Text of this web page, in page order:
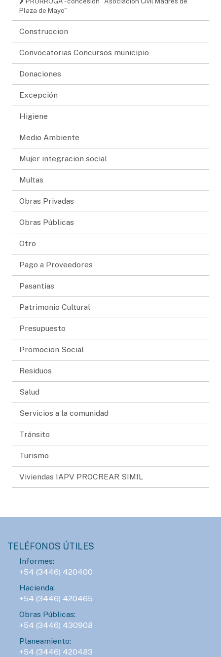
Plaza de Mayo"
Construccion
Convocatorias Concursos municipio
Donaciones
Excepción
Higiene
Medio Ambiente
Mujer integracion social
Multas
Obras Privadas
Obras Públicas
Otro
Pago a Proveedores
Pasantias
Patrimonio Cultural
Presupuesto
Promocion Social
Residuos
Salud
Servicios a la comunidad
Tránsito
Turismo
Viviendas IAPV PROCREAR SIMIL
TELÉFONOS ÚTILES
Informes:
+54 (3446) 420400
Hacienda:
+54 (3446) 420465
Obras Públicas:
+54 (3446) 430908
Planeamiento:
+54 (3446) 420483